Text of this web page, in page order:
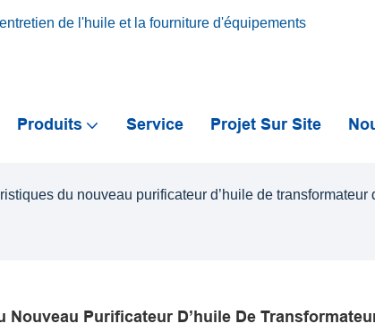
de l'huile et la fourniture d'équipements
Produits Service Projet Sur Site
du nouveau purificateur d’huile de
Purificateur D’huile De